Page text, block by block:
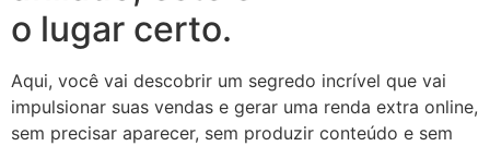
o lugar certo.
Aqui, você vai descobrir um segredo incrível que vai
impulsionar suas vendas e gerar uma renda extra online,
sem precisar aparecer, sem produzir conteúdo e sem